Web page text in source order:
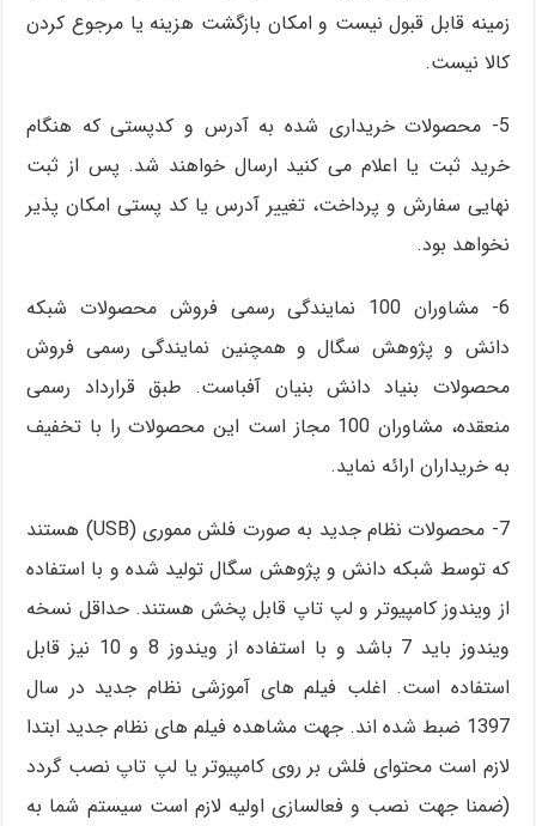
زمینه قابل قبول نیست و امکان بازگشت هزینه یا مرجوع کردن
کالا نیست.
5- محصولات خریداری شده به آدرس و کدپستی که هنگام
خرید ثبت یا اعلام می کنید ارسال خواهند شد. پس از ثبت
نهایی سفارش و پرداخت، تغییر آدرس یا کد پستی امکان پذیر
نخواهد بود.
6- مشاوران 100 نمایندگی رسمی فروش محصولات شبکه
دانش و پژوهش سگال و همچنین نمایندگی رسمی فروش
محصولات بنیاد دانش بنیان آفباست. طبق قرارداد رسمی
منعقده، مشاوران 100 مجاز است این محصولات را با تخفیف
به خریداران ارائه نماید.
7- محصولات نظام جدید به صورت فلش مموری (USB) هستند
که توسط شبکه دانش و پژوهش سگال تولید شده و با استفاده
از ویندوز کامپیوتر و لپ تاپ قابل پخش هستند. حداقل نسخه
ویندوز باید 7 باشد و با استفاده از ویندوز 8 و 10 نیز قابل
استفاده است. اغلب فیلم های آموزشی نظام جدید در سال
1397 ضبط شده اند. جهت مشاهده فیلم های نظام جدید ابتدا
لازم است محتوای فلش بر روی کامپیوتر یا لپ تاپ نصب گردد
(ضمنا جهت نصب و فعالسازی اولیه لازم است سیستم شما به